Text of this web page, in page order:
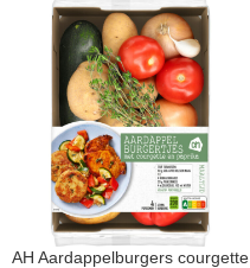
AH Aardappelburgers courgette